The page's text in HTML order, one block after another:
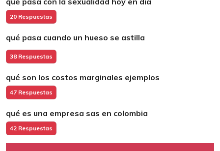
20 Respuestas
qué pasa cuando un hueso se astilla
38 Respuestas
qué son los costos marginales ejemplos
47 Respuestas
qué es una empresa sas en colombia
42 Respuestas